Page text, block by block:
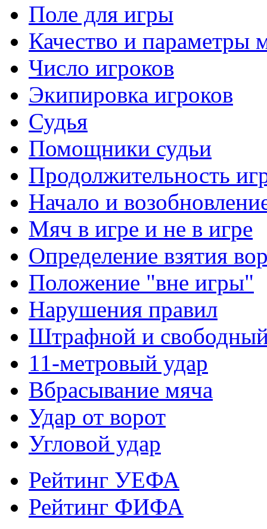
Поле для игры
Качество и параметры
Число игроков
Экипировка игроков
Судья
Помощники судьи
Продолжительность
Начало и
Мяч в игре и не в игре
Определение взятия
Положение "вне игры"
Нарушения правил
Штрафной и
11-метровый удар
Вбрасывание мяча
Удар от ворот
Угловой удар
Рейтинг УЕФА
Рейтинг ФИФА